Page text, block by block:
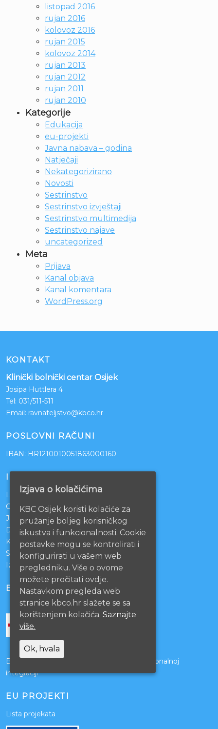
listopad 2016
rujan 2016
kolovoz 2016
rujan 2015
kolovoz 2014
rujan 2013
rujan 2012
rujan 2011
rujan 2010
Kategorije
Edukacija
eu-projekti
Javna nabava – godina
Natječaji
Nekategorizirano
Novosti
Sestrinstvo
Sestrinstvo izvještaji
Sestrinstvo multimedija
Sestrinstvo najave
uncategorized
Meta
Prijava
Kanal objava
Kanal komentara
WordPress.org
KONTAKT
Klinički bolnički centar Osijek
Josipa Huttlera 4
Tel: 031/511-511
Email: ravnateljstvo@kbco.hr
POSLOVNI RAČUNI
IBAN: HR1210010051863000160
INFORMACIJE
Lista čekanja
Centralno naručivanje pacijenata
Javna nabava
Darivanje krvi
KBCO Webmail
Sestrinstvo KBC Osijek
Izjava o pristupačnosti mrežnih stranica
BOLNICE PARTNERI
Bolnice s kojima je potpisan ugovor o funkcionalnoj
integraciji
EU PROJEKTI
Lista projekata
Izjava o kolačićima
KBC Osijek koristi kolačiće za
pružanje boljeg korisničkog
iskustva i funkcionalnosti. Cookie
postavke mogu se kontrolirati i
konfigurirati u vašem web
pregledniku. Više o ovome
možete pročitati ovdje.
Nastavkom pregleda web
stranice kbco.hr slažete se sa
korištenjem kolačića. Saznajte
više.
Ok, hvala